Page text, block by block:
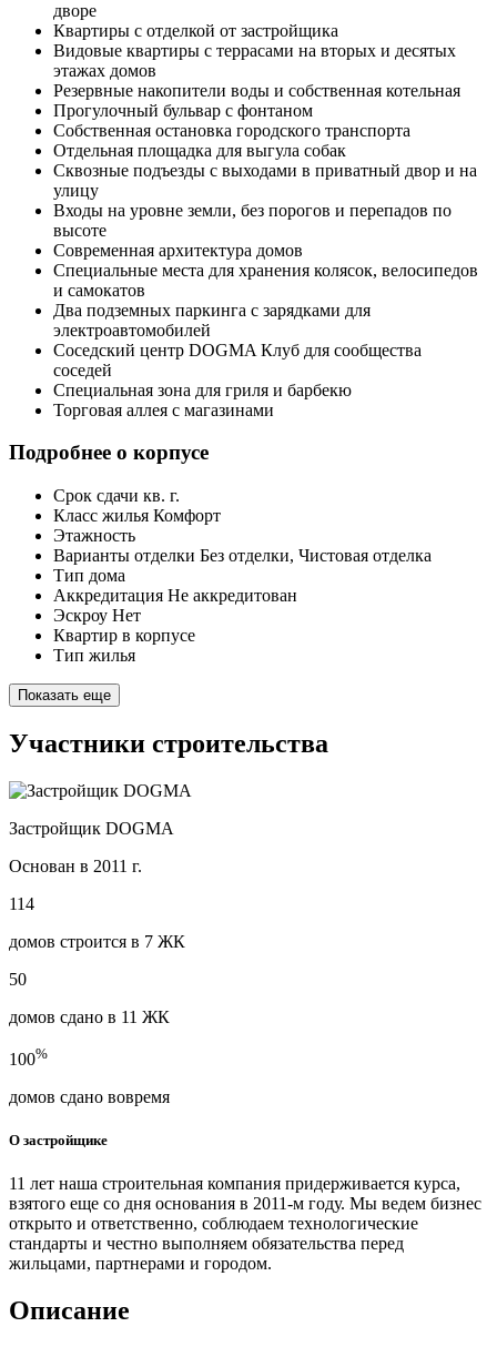
дворе
Квартиры с отделкой от застройщика
Видовые квартиры с террасами на вторых и десятых
этажах домов
Резервные накопители воды и собственная котельная
Прогулочный бульвар с фонтаном
Собственная остановка городского транспорта
Отдельная площадка для выгула собак
Сквозные подъезды с выходами в приватный двор и на
улицу
Входы на уровне земли, без порогов и перепадов по
высоте
Современная архитектура домов
Специальные места для хранения колясок, велосипедов
и самокатов
Два подземных паркинга с зарядками для
электроавтомобилей
Соседский центр DOGMA Клуб для сообщества
соседей
Специальная зона для гриля и барбекю
Торговая аллея с магазинами
Подробнее о корпусе
Срок сдачи кв. г.
Класс жилья Комфорт
Этажность
Варианты отделки Без отделки, Чистовая отделка
Тип дома
Аккредитация Не аккредитован
Эскроу Нет
Квартир в корпусе
Тип жилья
Показать еще
Участники строительства
Застройщик DOGMA
Основан в 2011 г.
114
домов строится в 7 ЖК
50
домов сдано в 11 ЖК
100%
домов сдано вовремя
О застройщике
11 лет наша строительная компания придерживается курса,
взятого еще со дня основания в 2011-м году. Мы ведем бизнес
открыто и ответственно, соблюдаем технологические
стандарты и честно выполняем обязательства перед
жильцами, партнерами и городом.
Описание